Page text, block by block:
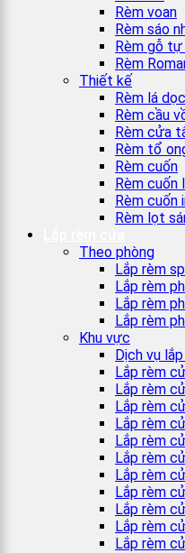
Rèm voan
Rèm sáo
Rèm gỗ tự
Rèm
Thiết kế
Rèm lá dọc
Rèm cầu
Rèm cửa
Rèm tổ
Rèm cuốn
Rèm cuốn
Rèm cuốn
Rèm lọt
Theo phòng
Lắp rèm
Lắp rèm
Lắp rèm
Lắp rèm
Khu vực
Dịch vụ
Lắp rèm
Lắp rèm
Lắp rèm
Lắp rèm
Lắp rèm
Lắp rèm
Lắp rèm
Lắp rèm
Lắp rèm
Lắp rèm
Lắp rèm